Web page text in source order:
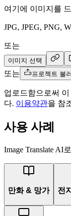
여기에 이미지를
JPG, JPEG, PNG,
또는
이미지 선택
또는 프로젝트 불
업로드함으로써
다. 이용약관을 참
사용 사례
Image Translate AI
만화 & 망가 전